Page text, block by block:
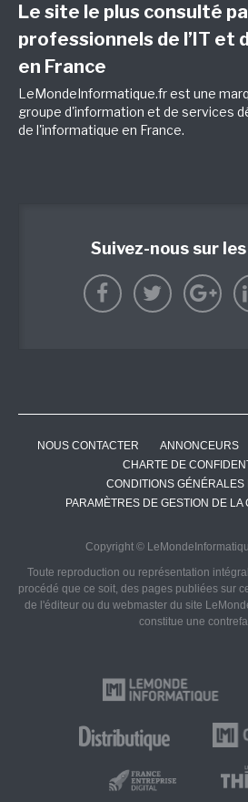
Le site le plus consulté
professionnels de l’IT et
en France
LeMondeInformatique.fr est une
groupe d'information et de services
de l'informatique en France.
Suivez-nous sur
NOUS CONTACTER ANNONCEURS
CHARTE DE
CONDITIONS GÉNÉRALES
PARAMÈTRES DE GESTION DE LA
Copyright ©
Toute reproduction ou représentation
procédé que ce soit, des pages publiées sur
de l'éditeur ou du webmaster du site
constitue une